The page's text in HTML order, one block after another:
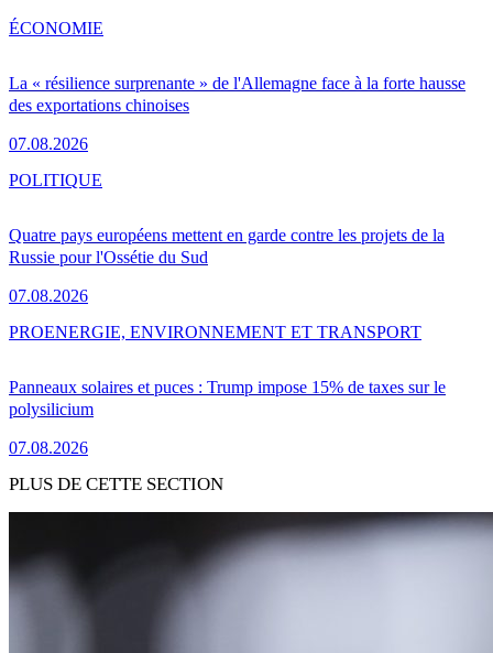
La « résilience surprenante » de l'Allemagne face à la forte hausse
des exportations chinoises
07.08.2026
ÉCONOMIE
Quatre pays européens mettent en garde contre les projets de la
Russie pour l'Ossétie du Sud
07.08.2026
POLITIQUE
Panneaux solaires et puces : Trump impose 15% de taxes sur le
polysilicium
07.08.2026
PROENERGIE, ENVIRONNEMENT ET TRANSPORT
PLUS DE CETTE SECTION